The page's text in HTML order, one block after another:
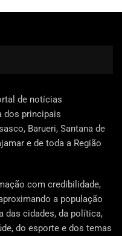
de notícias
dos principais
Barueri, Santana de
e de toda a Região
com credibilidade,
a população
das cidades, da política,
do esporte e dos temas